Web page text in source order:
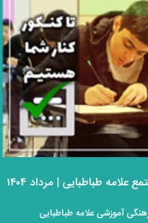
طباطبایی | مرداد ۱۴۰۴
آموزشی علامه طباطبایی